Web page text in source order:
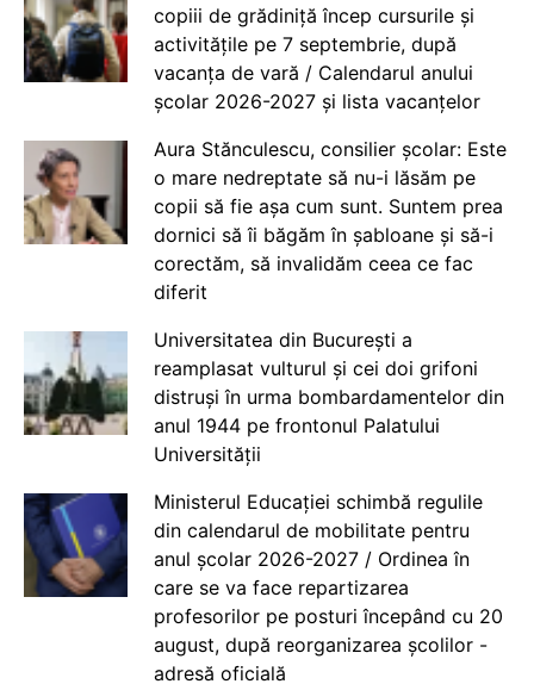
copiii de grădiniță încep cursurile și
activitățile pe 7 septembrie, după
vacanța de vară / Calendarul anului
școlar 2026-2027 și lista vacanțelor
Aura Stănculescu, consilier școlar: Este
o mare nedreptate să nu-i lăsăm pe
copii să fie așa cum sunt. Suntem prea
dornici să îi băgăm în șabloane și să-i
corectăm, să invalidăm ceea ce fac
diferit
Universitatea din București a
reamplasat vulturul și cei doi grifoni
distruși în urma bombardamentelor din
anul 1944 pe frontonul Palatului
Universității
Ministerul Educației schimbă regulile
din calendarul de mobilitate pentru
anul școlar 2026-2027 / Ordinea în
care se va face repartizarea
profesorilor pe posturi începând cu 20
august, după reorganizarea școlilor -
adresă oficială